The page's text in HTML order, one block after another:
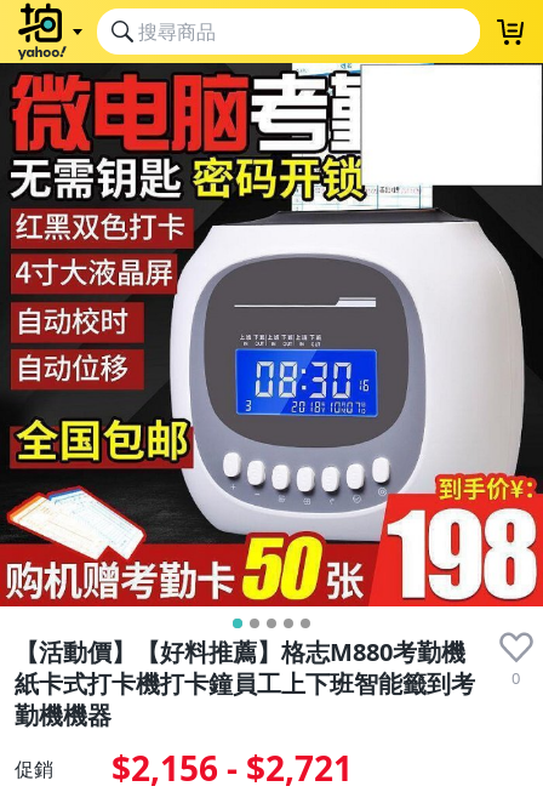
【活動價】【好料推薦】格志M880考勤機
紙卡式打卡機打卡鐘員工上下班智能籤到考
勤機機器
0
促銷 $2,156 - $2,721